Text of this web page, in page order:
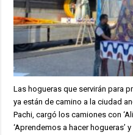
Las hogueras que servirán para
ya están de camino a la ciudad
Pachi, cargó los camiones con
‘Aprendemos a hacer hogueras’